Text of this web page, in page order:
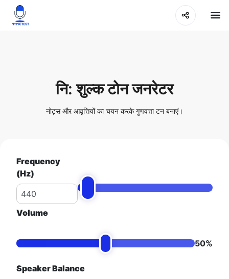
नि: शुल्क टोन जनरेटर
नोट्स और आवृत्तियों का चयन करके गुणवत्ता टन बनाएं।
Frequency
(Hz)
Volume
50%
Speaker Balance